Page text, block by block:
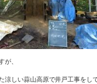
、
涼しい蒜山高原で井戸工事をし